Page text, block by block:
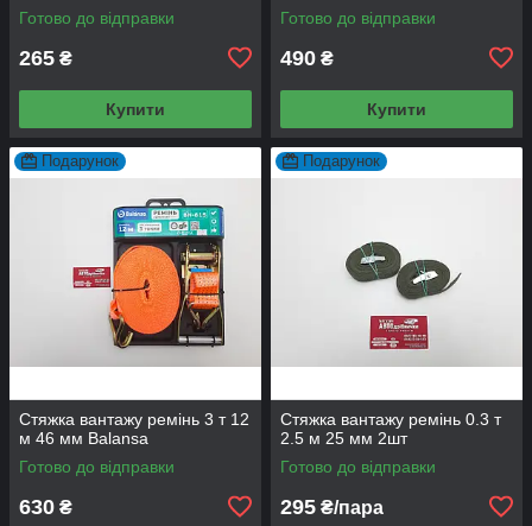
Готово до відправки
265 ₴
Купити
Готово до відправки
490 ₴
Купити
Подарунок
Стяжка вантажу ремінь 3 т 12
м 46 мм Balansa
Готово до відправки
630 ₴
Подарунок
Стяжка вантажу ремінь 0.3 т
2.5 м 25 мм 2шт
Готово до відправки
295 ₴/пара